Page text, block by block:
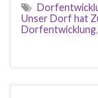
Unser Dorf hat
Dorfentwicklung,